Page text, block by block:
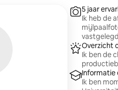
5 jaar
Ik heb de
vastgelegd
Overzicht
Ik ben de
Informatie
Ik ben